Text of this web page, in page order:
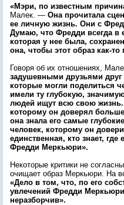
«Мэри, по известным
Малек. — Она прочитала
ее личную жизнь. Они с
Думаю, что Фредди всегда
которая у нее была,
она, чтобы этот образ как-то
Говоря об их отношениях,
задушевными друзьями
которые могли поделиться
имели ту глубокую,
людей ищут всю свою
которому он доверял
она знала его самые
человек, которому он
единственная, кто знает,
Фредди Меркьюри».
Некоторые критики не
очищает образ Меркьюри. На
«Дело в том, что, по его
увлечений Фредди
неразборчив».